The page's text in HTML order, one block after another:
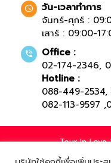
วัน-เวลาทำการ
จันทร์-ศุกร์ :
เสาร์ : 09:00-
Office :
02-174-2346,
Hotline :
088-449-2534,
082-113-9597 ,
Tour In Love